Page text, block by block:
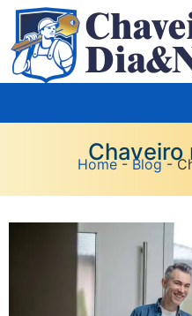
Chaveiro
Home- Blog-